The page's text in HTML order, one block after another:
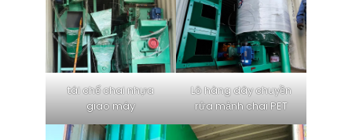
tái chế chai nhựa
giao máy
Lô hàng dây chuyền
rửa mảnh chai PET